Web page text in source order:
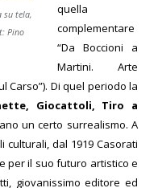
su tela,
Pino
quella
complementare
“Da Boccioni a
Martini. Arte
Carso”). Di quel periodo la
Giocattoli, Tiro a
un certo surrealismo.A
culturali, dal 1919 Casorati
per il suo futuro artistico e
giovanissimo editore ed